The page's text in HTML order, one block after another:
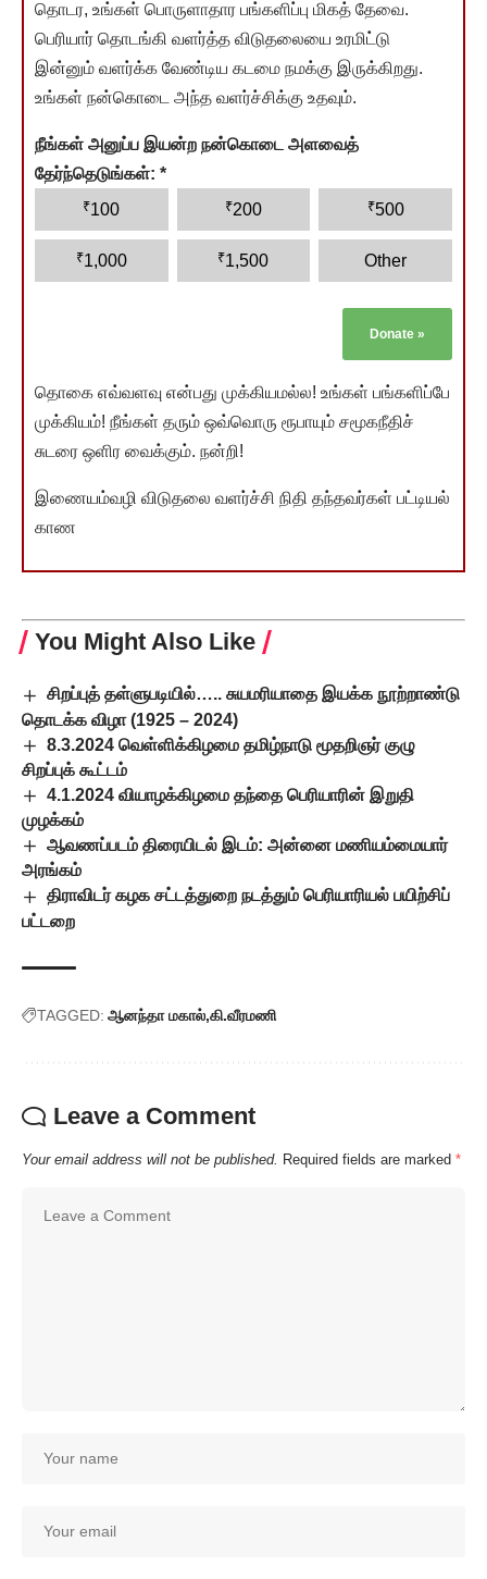
தொடர, உங்கள் பொருளாதார பங்களிப்பு மிகத் தேவை.
பெரியார் தொடங்கி வளர்த்த விடுதலையை உரமிட்டு
இன்னும் வளர்க்க வேண்டிய கடமை நமக்கு இருக்கிறது.
உங்கள் நன்கொடை அந்த வளர்ச்சிக்கு உதவும்.
நீங்கள் அனுப்ப இயன்ற நன்கொடை அளவைத்
தேர்ந்தெடுங்கள்: *
₹100 ₹200 ₹500
₹1,000 ₹1,500 Other
Donate »
தொகை எவ்வளவு என்பது முக்கியமல்ல! உங்கள் பங்களிப்பே
முக்கியம்! நீங்கள் தரும் ஒவ்வொரு ரூபாயும் சமூகநீதிச்
சுடரை ஒளிர வைக்கும். நன்றி!
இணையம்வழி விடுதலை வளர்ச்சி நிதி தந்தவர்கள் பட்டியல்
காண
You Might Also Like
சிறப்புத் தள்ளுபடியில்….. சுயமரியாதை இயக்க நூற்றாண்டு
தொடக்க விழா (1925 – 2024)
8.3.2024 வெள்ளிக்கிழமை தமிழ்நாடு மூதறிஞர் குழு
சிறப்புக் கூட்டம்
4.1.2024 வியாழக்கிழமை தந்தை பெரியாரின் இறுதி
முழக்கம்
ஆவணப்படம் திரையிடல் இடம்: அன்னை மணியம்மையார்
அரங்கம்
திராவிடர் கழக சட்டத்துறை நடத்தும் பெரியாரியல் பயிற்சிப்
பட்டறை
TAGGED: ஆனந்தா மகால் கி.வீரமணி
Leave a Comment
Your email address will not be published. Required fields are marked *